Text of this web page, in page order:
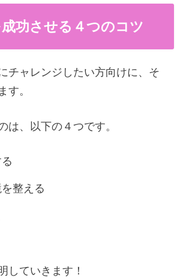
功させる４つのコツ
チャレンジしたい方向けに、そ
す。
は、以下の４つです。
整える
していきます！